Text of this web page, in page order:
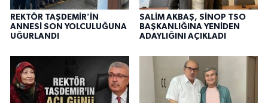
REKTÖR TAŞDEMİR’İN
ANNESİ SON YOLCULUĞUNA
UĞURLANDI
SALİM AKBAŞ, SİNOP TSO
BAŞKANLIĞINA YENİDEN
ADAYLIĞINI AÇIKLADI